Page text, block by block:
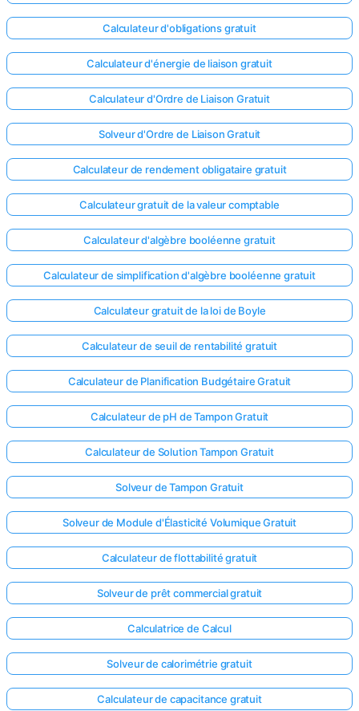
Calculateur d'obligations gratuit
Calculateur d'énergie de liaison gratuit
Calculateur d'Ordre de Liaison Gratuit
Solveur d'Ordre de Liaison Gratuit
Calculateur de rendement obligataire gratuit
Calculateur gratuit de la valeur comptable
Calculateur d'algèbre booléenne gratuit
Calculateur de simplification d'algèbre booléenne gratuit
Calculateur gratuit de la loi de Boyle
Calculateur de seuil de rentabilité gratuit
Calculateur de Planification Budgétaire Gratuit
Calculateur de pH de Tampon Gratuit
Calculateur de Solution Tampon Gratuit
Solveur de Tampon Gratuit
Solveur de Module d'Élasticité Volumique Gratuit
Calculateur de flottabilité gratuit
Solveur de prêt commercial gratuit
Calculatrice de Calcul
Solveur de calorimétrie gratuit
Calculateur de capacitance gratuit